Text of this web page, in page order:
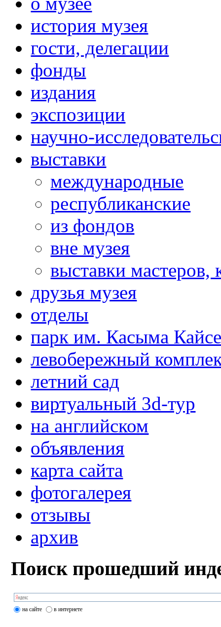
история музея
гости, делегации
фонды
издания
экспозиции
научно-
выставки
международные
республиканские
из фондов
вне музея
выставки мастеров,
друзья музея
отделы
парк им. Касыма
левобережный
летний сад
виртуальный 3d-тур
на английском
объявления
карта сайта
фотогалерея
отзывы
архив
Поиск прошедший
на сайте в интернете